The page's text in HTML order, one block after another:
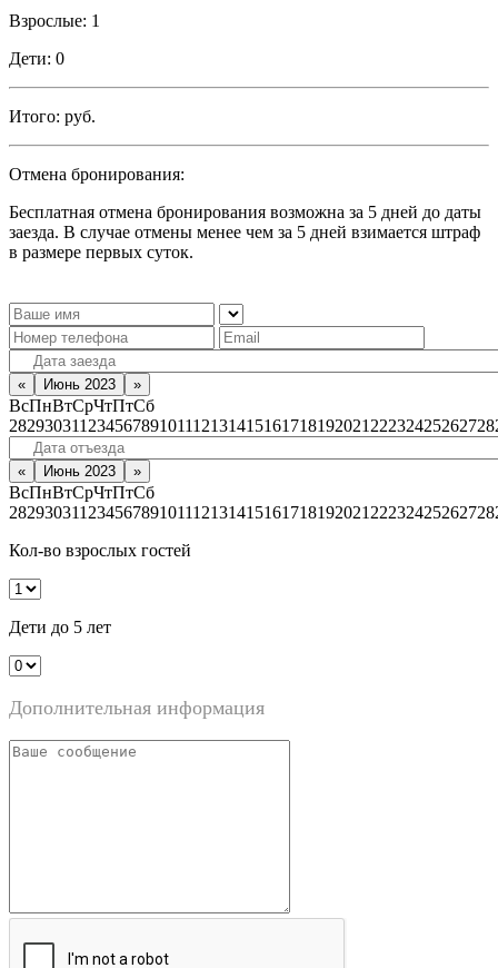
Взрослые: 1
Дети: 0
Итого: руб.
Отмена бронирования:
Бесплатная отмена бронирования возможна за 5 дней до даты
заезда. В случае отмены менее чем за 5 дней взимается штраф
в размере первых суток.
« Июнь 2023 »
ВсПнВтСрЧтПтСб
282930311 23456789101112131415161718192021 22232425262728
« Июнь 2023 »
ВсПнВтСрЧтПтСб
282930311 23456789101112131415161718192021 22232425262728
Кол-во взрослых гостей
Дети до 5 лет
Дополнительная информация